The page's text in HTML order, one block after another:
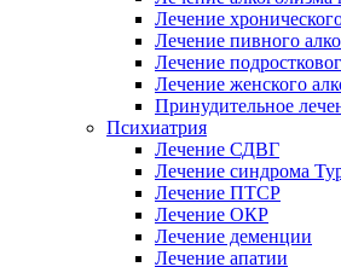
Лечение
Лечение пивного
Лечение
Лечение женского
Принудительное
Психиатрия
Лечение СДВГ
Лечение синдрома
Лечение ПТСР
Лечение ОКР
Лечение деменции
Лечение апатии